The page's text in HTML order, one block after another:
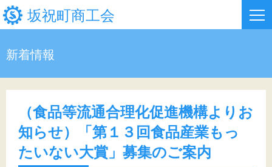
坂祝町商工会
事業者・創業者の方へ
関係機関の方へ
新着情報
（食品等流通合理化促進機構よりお
知らせ）「第１３回食品産業もっ
たいない大賞」募集のご案内